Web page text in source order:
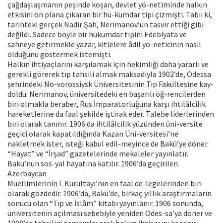
çağdaşlaşmanın peşinde koşan, devlet yö-netiminde halkın
etkisini ön plana çıkaran bir hü-kümdar tipi çizmişti. Tabii ki,
tarihteki gerçek Nadir Şah, Nerimanov’un tasvir ettiği gibi
değildi. Sadece böyle bir hükümdar tipini Edebiyata ve
sahneye getirmekle yazar, kitlelere âdil yö-neticinin nasıl
olduğunu göstermek istemişti.
Halkın ihtiyaçlarını karşılamak için hekimliği daha yararlı ve
gerekli görerek tıp tahsili almak maksadıyla 1902’de, Odessa
şehrindeki No-vorossiysk Üniversitesinin Tıp Fakültesine kay-
doldu. Nerimanov, üniversitedeki en başarılı öğ-rencilerden
biri olmakla beraber, Rus İmparatorluğuna karşı ihtilâlcilik
hareketlerine da faal şekilde iştirak eder. Talebe liderlerinden
biri olarak tanınır. 1906 da ihtilâlcilik yüzünden üni-versite
geçici olarak kapatıldığında Kazan Üni-versitesi’ne
nakletmek ister, isteği kabul edil-meyince de Bakü’ye döner.
“Hayat” ve “İrşad” gazetelerinde mekaleler yayınlatır.
Baku’nun sos-yal hayatına katılır. 1906’da geçirilen
Azerbaycan
Müellimlerinin I. Kurultayı’nın en faal de-legelerinden biri
olarak gözdedir. 1906’da, Bakü’de, birkaç yıllık araştırmaların
sonucu olan “Tıp ve İslâm” kitabı yayınlanır. 1906 sonunda,
üniversitenin açılması sebebiyle yeniden Odes-sa’ya döner ve